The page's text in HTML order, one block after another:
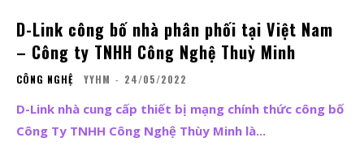
D-Link công bố nhà phân phối tại Việt Nam
– Công ty TNHH Công Nghệ Thuỳ Minh
CÔNG NGHỆ YYHM - 24/05/2022
D-Link nhà cung cấp thiết bị mạng chính thức công bố
Công Ty TNHH Công Nghệ Thùy Minh là...